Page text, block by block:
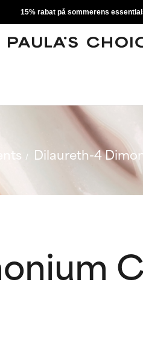
15% rabat på sommerens
Dilaureth-4